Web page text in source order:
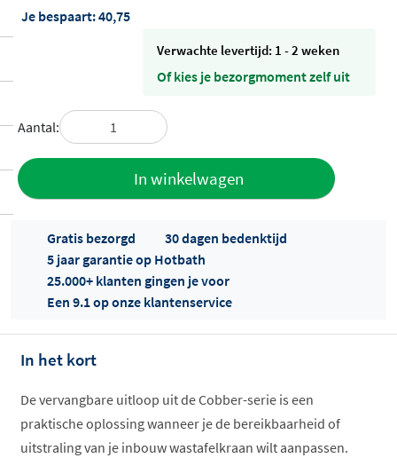
Je bespaart:40,75
Verwachte levertijd: 1 - 2 weken
Of kies je bezorgmoment zelf uit
Aantal:
In winkelwagen
Offertes
Gratis bezorgd
30 dagen bedenktijd
5 jaar garantie op Hotbath
25.000+ klanten gingen je voor
Een 9.1 op onze klantenservice
In het kort
De vervangbare uitloop uit de Cobber-serie is een
praktische oplossing wanneer je de bereikbaarheid of
uitstraling van je inbouw wastafelkraan wilt aanpassen.